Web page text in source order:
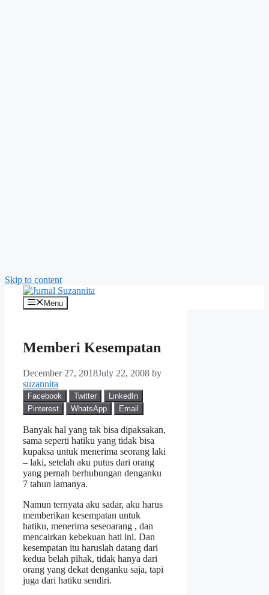
Skip to content
Menu
Memberi Kesempatan
December 27, 2018July 22, 2008 by
suzannita
Facebook Twitter
LinkedIn
Pinterest
WhatsApp Email
Banyak hal yang tak bisa dipaksakan,
sama seperti hatiku yang tidak bisa
kupaksa untuk menerima seorang laki
– laki, setelah aku putus dari orang
yang pernah berhubungan denganku
7 tahun lamanya.
Namun ternyata aku sadar, aku harus
memberikan kesempatan untuk
hatiku, menerima seseoarang , dan
mencairkan kebekuan hati ini. Dan
kesempatan itu haruslah datang dari
kedua belah pihak, tidak hanya dari
orang yang dekat denganku saja, tapi
juga dari hatiku sendiri.